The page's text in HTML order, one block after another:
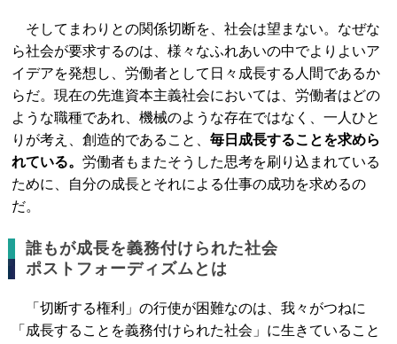
そしてまわりとの関係切断を、社会は望まない。なぜな
ら社会が要求するのは、様々なふれあいの中でよりよいア
イデアを発想し、労働者として日々成長する人間であるか
らだ。現在の先進資本主義社会においては、労働者はどの
ような職種であれ、機械のような存在ではなく、一人ひと
りが考え、創造的であること、毎日成長することを求めら
れている。労働者もまたそうした思考を刷り込まれている
ために、自分の成長とそれによる仕事の成功を求めるの
だ。
誰もが成長を義務付けられた社会
ポストフォーディズムとは
「切断する権利」の行使が困難なのは、我々がつねに
「成長することを義務付けられた社会」に生きていること